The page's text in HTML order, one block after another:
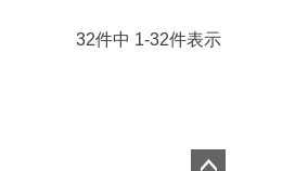
32件中 1-32件表示